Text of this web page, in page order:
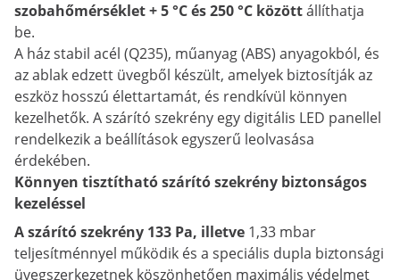
szobahőmérséklet + 5 °C és 250 °C közöttállíthatja
be.
A ház stabil acél (Q235), műanyag (ABS) anyagokból, és
az ablak edzett üvegből készült, amelyek biztosítják az
eszköz hosszú élettartamát, és rendkívül könnyen
kezelhetők. A szárító szekrény egy digitális LED panellel
rendelkezik a beállítások egyszerű leolvasása
érdekében.
Könnyen tisztítható szárító szekrény biztonságos
kezeléssel
A szárító szekrény 133 Pa, illetve 1,33 mbar
teljesítménnyel működik és a speciális dupla biztonsági
üvegszerkezetnek köszönhetően maximális védelmet